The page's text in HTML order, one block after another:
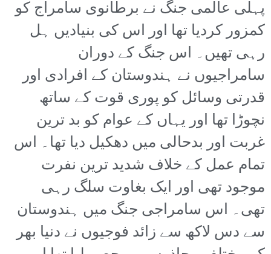
پہلی عالمی جنگ نے برطانوی سامراج کو
کمزور کردیا تھا اور اس کی بنیادیں ہل
رہی تھیں۔ اس جنگ کے دوران
سامراجیوں نے ہندوستان کے افرادی اور
قدرتی وسائل کو پوری قوت کے ساتھ
نچوڑا تھا اور یہاں کے عوام کو بد ترین
غربت اور بدحالی میں دھکیل دیا تھا۔ اس
تمام عمل کے خلاف شدید ترین نفرت
موجود تھی اور ایک بغاوت سلگ رہی
تھی۔ اس سامراجی جنگ میں ہندوستان
سے دس لاکھ سے زائد فوجیوں نے دنیا بھر